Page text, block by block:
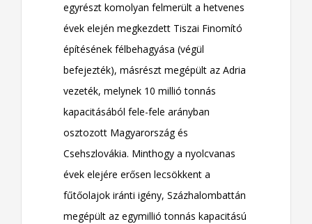
egyrészt komolyan felmerült a hetvenes
évek elején megkezdett Tiszai Finomító
építésének félbehagyása (végül
befejezték), másrészt megépült az Adria
vezeték, melynek 10 millió tonnás
kapacitásából fele-fele arányban
osztozott Magyarország és
Csehszlovákia. Minthogy a nyolcvanas
évek elejére erősen lecsökkent a
fűtőolajok iránti igény, Százhalombattán
megépült az egymillió tonnás kapacitású